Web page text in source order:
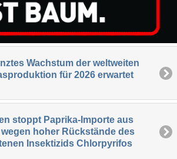
Wachstum der weltweiten
für 2026 erwartet
stoppt Paprika-Importe aus
wegen hoher Rückstände des
Insektizids Chlorpyrifos